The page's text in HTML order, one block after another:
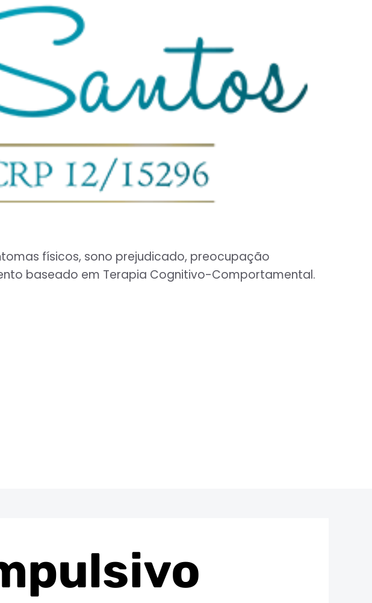
físicos, sono prejudicado, preocupação
baseado em Terapia Cognitivo-Comportamental.